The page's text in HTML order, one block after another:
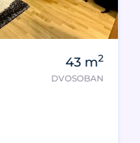
43 m2
DVOSOBAN